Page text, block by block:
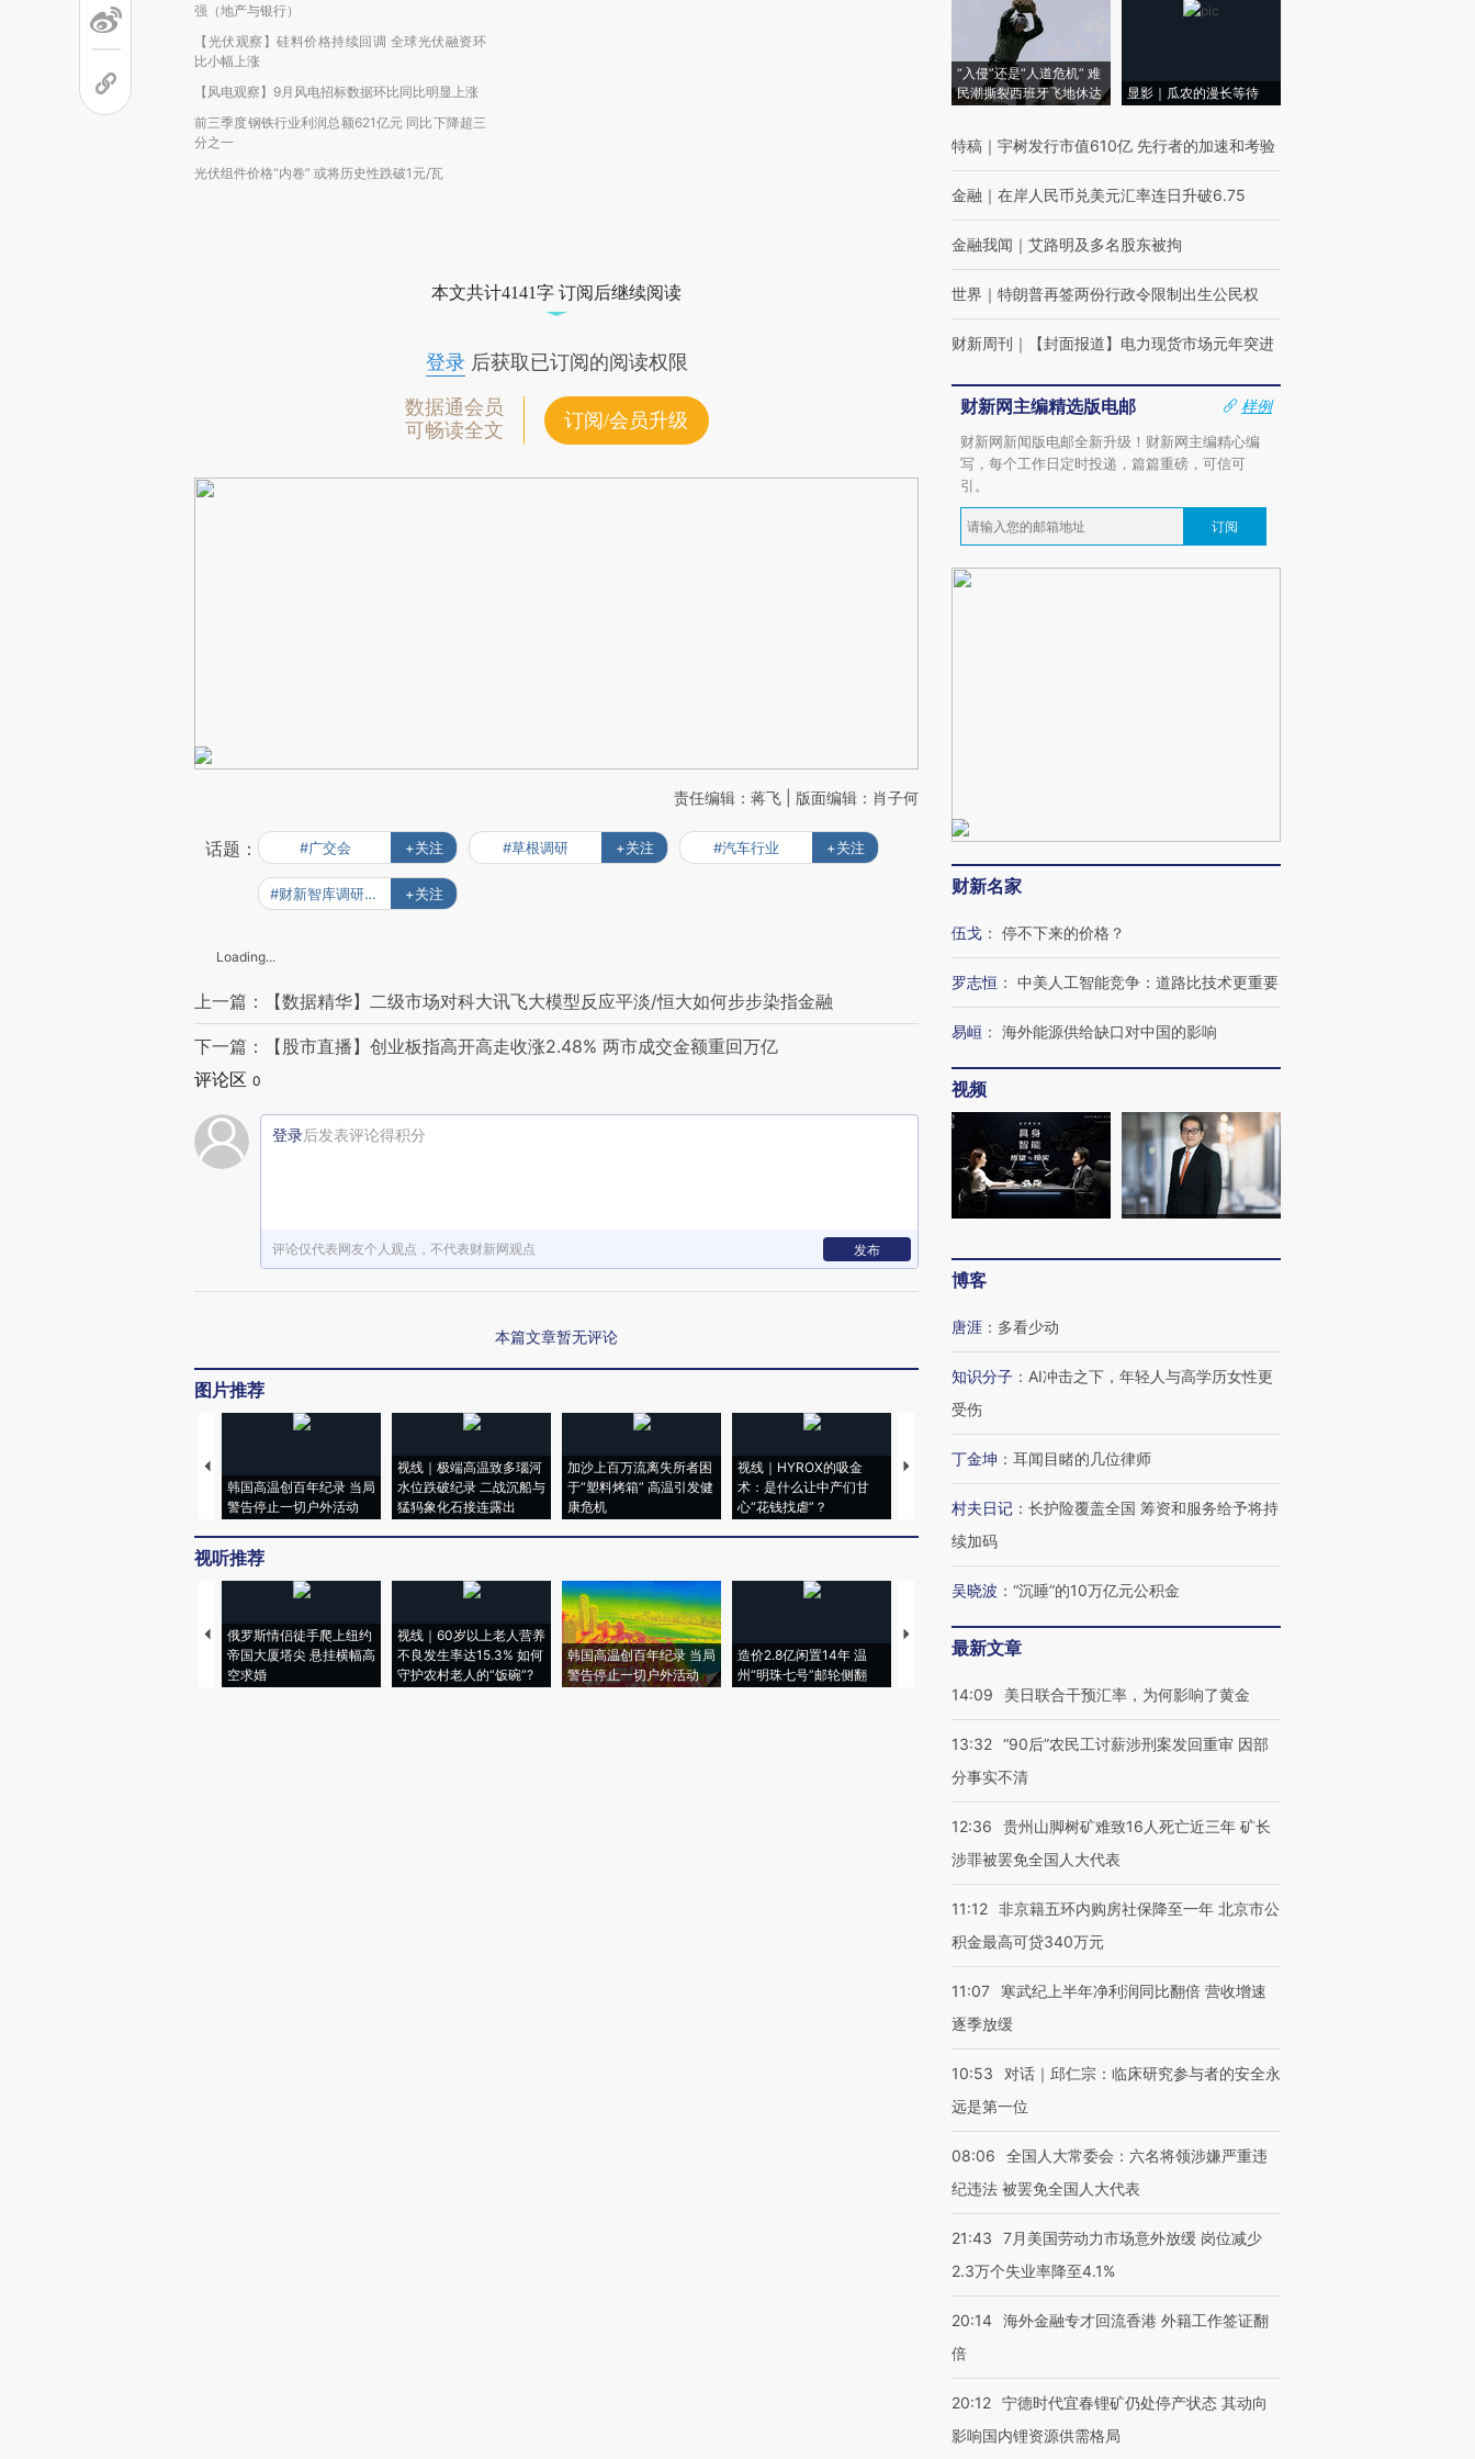
强（地产与银行）
【光伏观察】硅料价格持续回调 全球光伏融资环
比小幅上涨
【风电观察】9月风电招标数据环比同比明显上涨
前三季度钢铁行业利润总额621亿元 同比下降超三
分之一
光伏组件价格“内卷” 或将历史性跌破1元/瓦
本文共计4141字 订阅后继续阅读
登录后获取已订阅的阅读权限
数据通会员
可畅读全文
订阅/会员升级
责任编辑：蒋飞 | 版面编辑：肖子何
话题： #广交会 +关注 #草根调研 +关注 #汽车行业 +关注
#财新智库调研报告 +关注
Loading...
上一篇：【数据精华】二级市场对科大讯飞大模型反应平淡/恒大如何步步染指金融
下一篇：【股市直播】创业板指高开高走收涨2.48% 两市成交金额重回万亿
评论区 0
登录后发表评论得积分
评论仅代表网友个人观点，不代表财新网观点 发布
本篇文章暂无评论
图片推荐
韩国高温创百年纪录 当局
警告停止一切户外活动
视线｜极端高温致多瑙河
水位跌破纪录 二战沉船与
猛犸象化石接连露出
加沙上百万流离失所者困
于“塑料烤箱” 高温引发健
康危机
视线｜HYROX的吸金
术：是什么让中产们甘
心“花钱找虐”？
马航飞行员跨国走私7万
粒摇头丸 尿检体内含3种
视线｜被称为“蟑螂”的印
度Z世代 用街头抗争将教
育部长拱下台
机”？难民潮撕裂西班牙
飞地休达
视听推荐
俄罗斯情侣徒手爬上纽约
帝国大厦塔尖 悬挂横幅高
空求婚
视线｜60岁以上老人营养
不良发生率达15.3% 如何
守护农村老人的“饭碗”?
韩国高温创百年纪录 当局
警告停止一切户外活动
造价2.8亿闲置14年 温
州“明珠七号”邮轮侧翻
特朗普出席葬礼疑似打瞌
睡引争议 白宫怒斥批评
“入侵”还是“人道危机” 难
民潮撕裂西班牙飞地休达
显影｜瓜农的漫长等待
特稿 ｜ 宇树发行市值610亿 先行者的加速和考验
金融 ｜ 在岸人民币兑美元汇率连日升破6.75
金融我闻 ｜ 艾路明及多名股东被拘
世界 ｜ 特朗普再签两份行政令限制出生公民权
财新周刊 ｜ 【封面报道】电力现货市场元年突进
财新网主编精选版电邮
样例
财新网新闻版电邮全新升级！财新网主编精心编
写，每个工作日定时投递，篇篇重磅，可信可
引。
订阅
财新名家
伍戈 ： 停不下来的价格？
罗志恒 ： 中美人工智能竞争：道路比技术更重要
易峘 ： 海外能源供给缺口对中国的影响
视频
博客
唐涯 ： 多看少动
知识分子 ： AI冲击之下，年轻人与高学历女性更
受伤
丁金坤 ： 耳闻目睹的几位律师
村夫日记 ： 长护险覆盖全国 筹资和服务给予将持
续加码
吴晓波 ： “沉睡”的10万亿元公积金
最新文章
14:09 美日联合干预汇率，为何影响了黄金
13:32 “90后”农民工讨薪涉刑案发回重审 因部
分事实不清
12:36
贵州山脚树矿难致16人死亡近三年 矿长
涉罪被罢免全国人大代表
11:12 非京籍五环内购房社保降至一年 北京市公
积金最高可贷340万元
11:07
寒武纪上半年净利润同比翻倍 营收增速
逐季放缓
10:53
对话｜邱仁宗：临床研究参与者的安全永
远是第一位
08:06
全国人大常委会：六名将领涉嫌严重违
纪违法 被罢免全国人大代表
21:43
7月美国劳动力市场意外放缓 岗位减少
2.3万个失业率降至4.1%
20:14 海外金融专才回流香港 外籍工作签证翻
倍
20:12 宁德时代宜春锂矿仍处停产状态 其动向
影响国内锂资源供需格局